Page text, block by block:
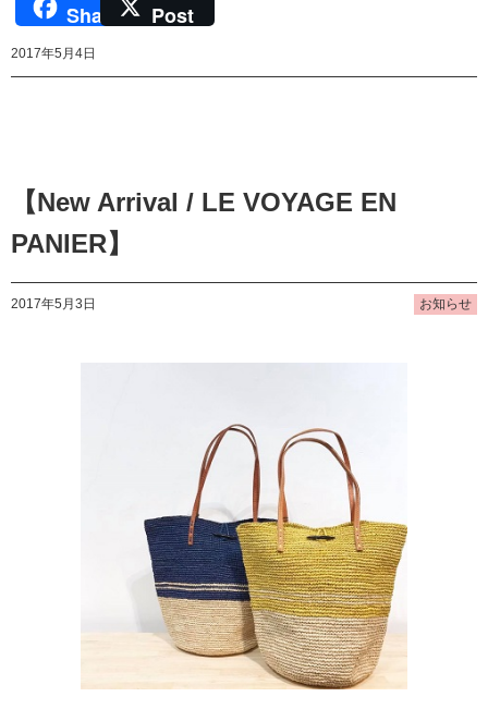
Share Post
2017年5月4日
【New Arrival / LE VOYAGE EN
PANIER】
2017年5月3日 お知らせ